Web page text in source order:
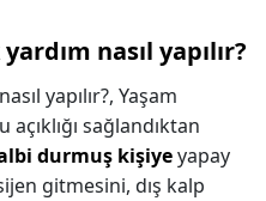
nasıl yapılır?
yapılır?, Yaşam
sağlandıktan
durmuş kişiyeyapay
gitmesini, dış kalp